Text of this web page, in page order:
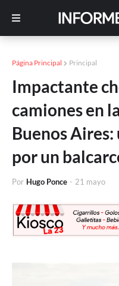
Página Principal Principal
Impactante
camiones en
Buenos
por un
Por Hugo Ponce - 21 mayo